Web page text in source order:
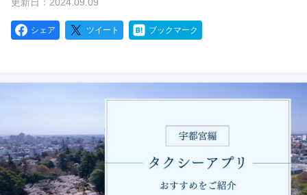
シェア ツイート ブックマーク